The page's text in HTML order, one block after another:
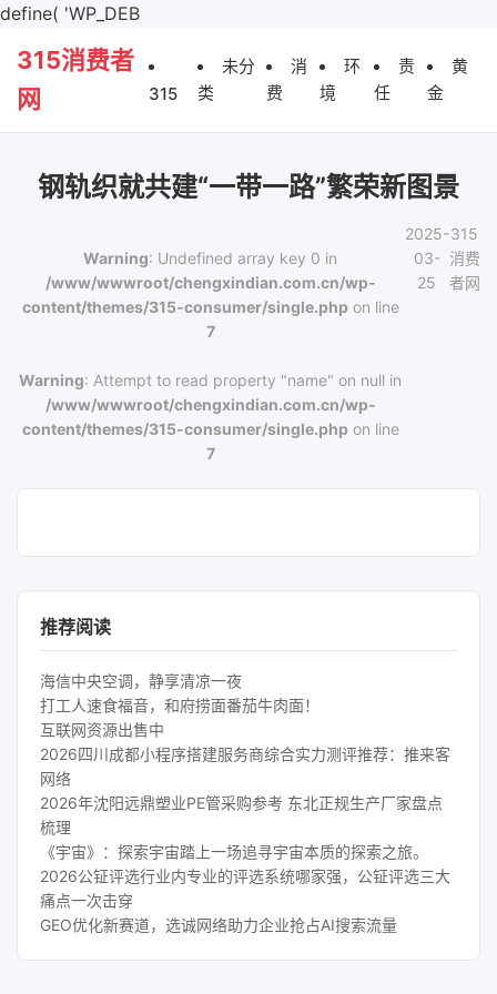
define( 'WP_DEB
315消费者
网
315
未分
类
消
费
环
境
责
任
黄
金
钢轨织就共建“一带一路”繁荣新图景
Warning: Undefined array key 0 in
/www/wwwroot/chengxindian.com.cn/wp-
content/themes/315-consumer/single.phpon line
7
Warning: Attempt to read property "name" on null in
/www/wwwroot/chengxindian.com.cn/wp-
content/themes/315-consumer/single.phpon line
7
2025-
03-
25
315
消费
者网
推荐阅读
海信中央空调，静享清凉一夜
打工人速食福音，和府捞面番茄牛肉面！
互联网资源出售中
2026四川成都小程序搭建服务商综合实力测评推荐：推来客
网络
2026年沈阳远鼎塑业PE管采购参考 东北正规生产厂家盘点
梳理
《宇宙》：探索宇宙踏上一场追寻宇宙本质的探索之旅。
2026公钲评选行业内专业的评选系统哪家强，公钲评选三大
痛点一次击穿
GEO优化新赛道，选诚网络助力企业抢占AI搜索流量